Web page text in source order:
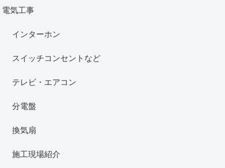
電気工事
インターホン
スイッチコンセントなど
テレビ・エアコン
分電盤
換気扇
施工現場紹介